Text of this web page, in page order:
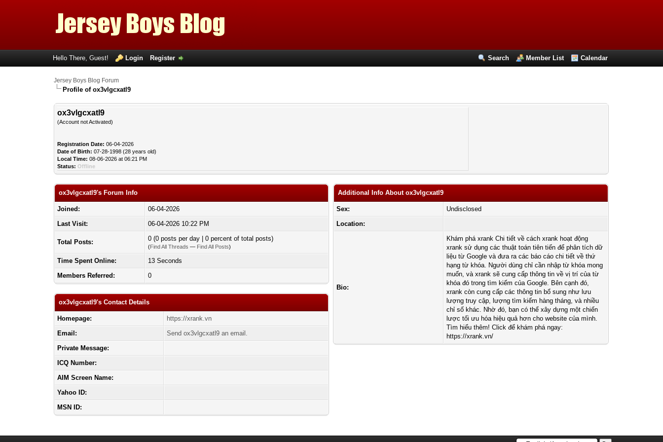
Search Member List Calendar
Hello There, Guest! Login Register
Jersey Boys Blog Forum
Profile of ox3vlgcxatl9
ox3vlgcxatl9
(Account not Activated)
Registration Date: 06-04-2026
Date of Birth: 07-28-1998 (28 years old)
Local Time: 08-06-2026 at 06:21 PM
Status: Offline
ox3vlgcxatl9's Forum Info
Joined:
06-04-2026
Last Visit:
06-04-2026 10:22 PM
Total Posts: 0 (0 posts per day | 0 percent of total posts)
(Find All Threads — Find All Posts)
Time Spent Online:
13 Seconds
Members Referred:
0
ox3vlgcxatl9's Contact Details
Homepage:
https://xrank.vn
Email:
Send ox3vlgcxatl9 an email.
Private Message:
ICQ Number:
AIM Screen Name:
Yahoo ID:
MSN ID:
Additional Info About ox3vlgcxatl9
Sex:
Undisclosed
Location:
Bio:
Khám phá xrank Chi tiết về cách xrank hoạt động
xrank sử dụng các thuật toán tiên tiến để phân tích dữ
liệu từ Google và đưa ra các báo cáo chi tiết về thứ
hạng từ khóa. Người dùng chỉ cần nhập từ khóa mong
muốn, và xrank sẽ cung cấp thông tin về vị trí của từ
khóa đó trong tìm kiếm của Google. Bên cạnh đó,
xrank còn cung cấp các thông tin bổ sung như lưu
lượng truy cập, lượng tìm kiếm hàng tháng, và nhiều
chỉ số khác. Nhờ đó, bạn có thể xây dựng một chiến
lược tối ưu hóa hiệu quả hơn cho website của mình.
Tìm hiểu thêm! Click để khám phá ngay:
https://xrank.vn/